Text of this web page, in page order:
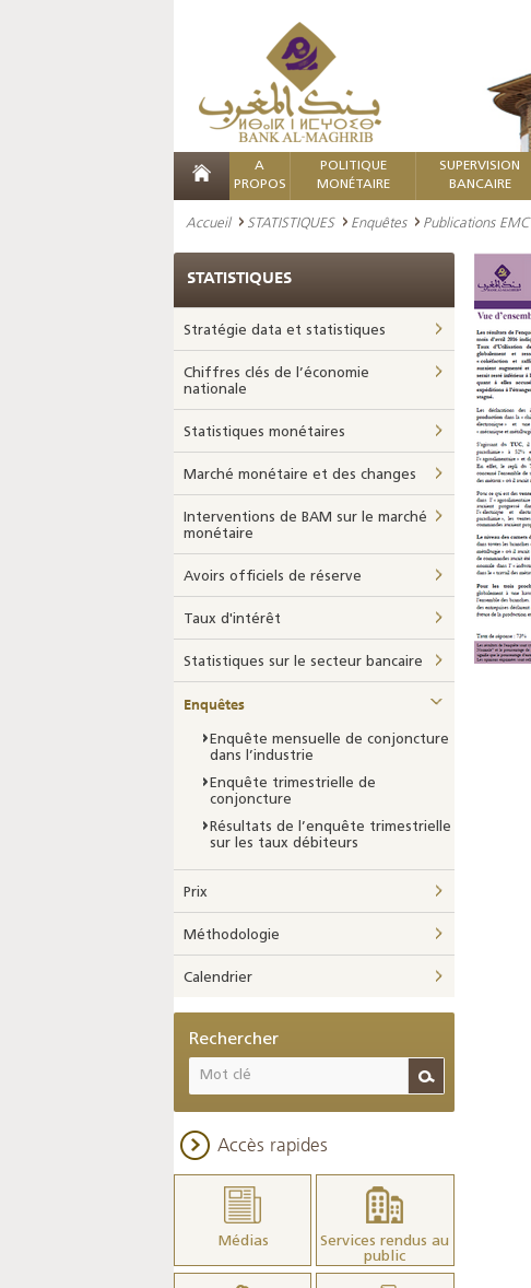
A
PROPOS
POLITIQUE
MONÉTAIRE
SUPERVISION
BANCAIRE
Accueil STATISTIQUES Enquêtes Publications EMC
STATISTIQUES
Stratégie data et statistiques
Chiffres clés de l’économie
nationale
Statistiques monétaires
Marché monétaire et des changes
Interventions de BAM sur le marché
monétaire
Avoirs officiels de réserve
Taux d'intérêt
Statistiques sur le secteur bancaire
Enquêtes
Enquête mensuelle de conjoncture
dans l’industrie
Enquête trimestrielle de
conjoncture
Résultats de l’enquête trimestrielle
sur les taux débiteurs
Prix
Méthodologie
Calendrier
Rechercher
Accès rapides
Médias
Services rendus au
public